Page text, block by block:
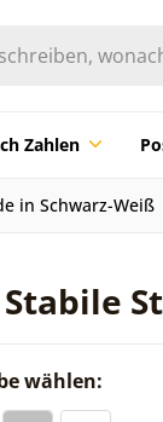
Zahlen
in Schwarz-Weiß
wählen: